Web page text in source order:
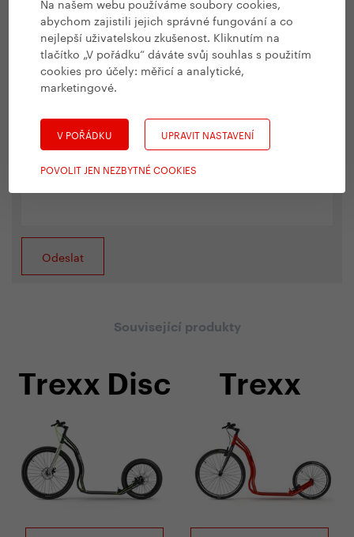
abychom zajistili jejich správné fungování a co
nejlepší uživatelskou zkušenost. Kliknutím na
tlačítko „V pořádku“ dáváte svůj souhlas s použitím
cookies pro účely: měřicí a analytické,
marketingové.
V POŘÁDKU UPRAVIT NASTAVENÍ
POVOLIT JEN NEZBYTNÉ COOKIES
Malé obtěžování kvůli spamu: Prosíme, přepište do
pole níže název Yedoo.
Související produkty
Trexx Disc Trexx